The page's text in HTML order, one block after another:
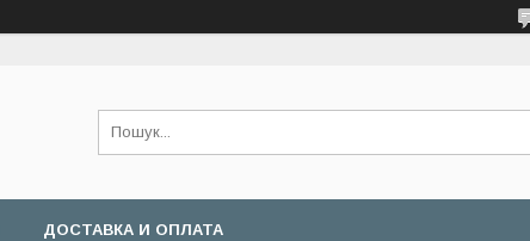
ДОСТАВКА И ОПЛАТА